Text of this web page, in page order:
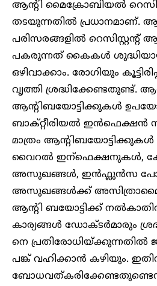
ആന്റി മൈക്രോബിയൽ
തടയുന്നതിൽ പ്രധാനമാണ്.
പരിസരങ്ങളിൽ
പകരുന്നത് കൈകൾ
ഒഴിവാക്കാം. രോഗിയും
വൃത്തി ശ്രദ്ധിക്കേണ്ടതുണ്ട്.
ആന്റിബയോട്ടിക്കുകൾ
ബാക്റ്റീരിയൽ ഇൻഫെക്ഷൻ
മാത്രം
വൈറൽ ഇന്ഫെക്ഷനുകൾ,
അസുഖങ്ങൾ, ഇൻഫ്ലുൻസ
അസുഖങ്ങൾക്ക്
ആന്റി ബയോട്ടിക്ക്
കാര്യങ്ങൾ ഡോക്ടർമാരും
നെ പ്രതിരോധിയ്ക്കുന്നതിൽ
പങ്ക് വഹിക്കാൻ കഴിയും.